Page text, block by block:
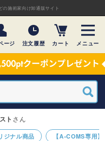
の施術家向け卸通販サイト
ージ 注文履歴 カート メニュー
ジナル商品 【A-COMS専用
ト さん